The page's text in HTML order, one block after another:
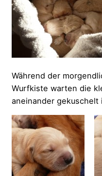
Während der
Wurfkiste warten die
aneinander gekuschelt